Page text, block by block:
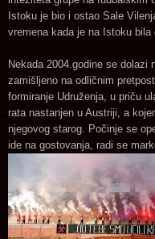
Istoku je bio i ostao Sale
vremena kada je na Istoku
Nekada 2004.godine se dolazi
zamišljeno na odličnim
formiranje Udruženja, u priču
rata nastanjen u Austriji, a
njegovog starog. Počinje se
ide na gostovanja, radi se